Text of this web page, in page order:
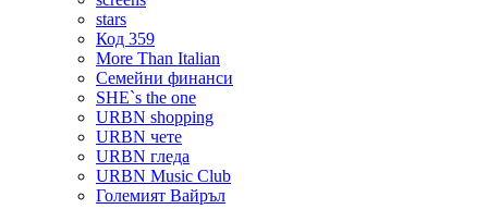
stars
Код 359
More Than Italian
Семейни финанси
SHE`s the one
URBN shopping
URBN чете
URBN гледа
URBN Music Club
Големият Вайръл